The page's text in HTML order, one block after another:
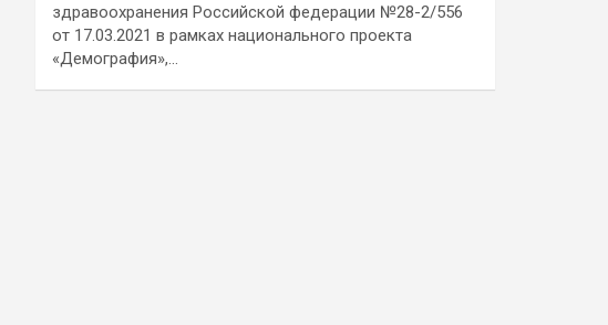
здравоохранения Российской федерации №28-2/556
от 17.03.2021 в рамках национального проекта
«Демография»,…